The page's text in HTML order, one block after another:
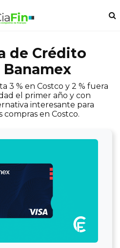
de Crédito
Banamex
3 % en Costco y 2 % fuera
el primer año y con
interesante para
en Costco.